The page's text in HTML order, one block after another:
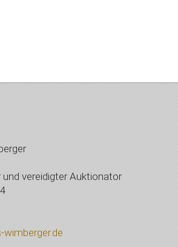
vereidigter Auktionator